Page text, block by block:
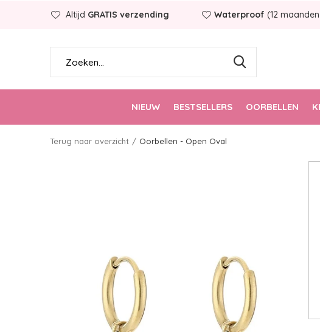
NIEUW BESTSELLERS OORBELLEN
Altijd GRATIS verzending Waterproof (12
Terug naar overzicht Oorbellen - Open Oval